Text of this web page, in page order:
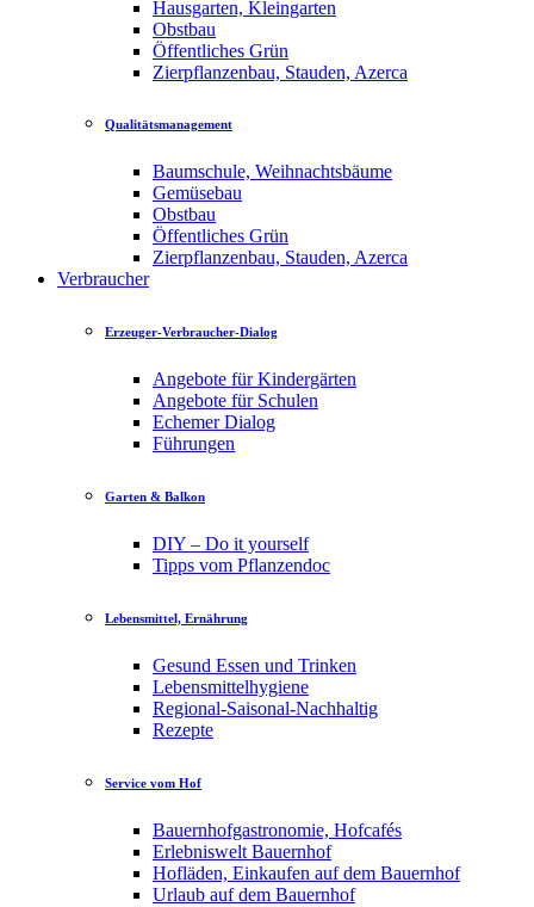
Hausgarten, Kleingarten
Obstbau
Öffentliches Grün
Zierpflanzenbau, Stauden, Azerca
Qualitätsmanagement
Baumschule, Weihnachtsbäume
Gemüsebau
Obstbau
Öffentliches Grün
Zierpflanzenbau, Stauden, Azerca
Verbraucher
Erzeuger-Verbraucher-Dialog
Angebote für Kindergärten
Angebote für Schulen
Echemer Dialog
Führungen
Garten & Balkon
DIY – Do it yourself
Tipps vom Pflanzendoc
Lebensmittel, Ernährung
Gesund Essen und Trinken
Lebensmittelhygiene
Regional-Saisonal-Nachhaltig
Rezepte
Service vom Hof
Bauernhofgastronomie, Hofcafés
Erlebniswelt Bauernhof
Hofläden, Einkaufen auf dem Bauernhof
Urlaub auf dem Bauernhof